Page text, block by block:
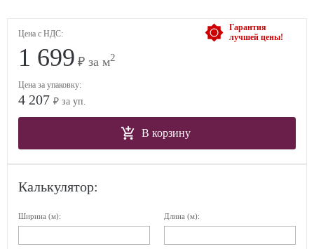
Гарантия
лучшей цены!
Цена с НДС:
1 699 ₽ за м2
Цена за упаковку:
4 207 ₽ за уп.
В корзину
Калькулятор:
Ширина (м): Длина (м):